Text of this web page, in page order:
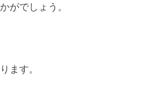
がでしょう。
ます。